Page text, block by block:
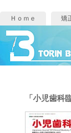
Ｈｏｍｅ 矯
「小児歯科